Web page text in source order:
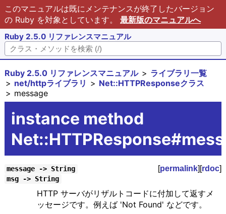
このマニュアルは既にメンテナンスが終了したバージョン
の Ruby を対象としています。 最新版のマニュアルへ
Ruby 2.5.0 リファレンスマニュアル
Ruby 2.5.0 リファレンスマニュアル
ライブラリ一覧
net/httpライブラリ
Net::HTTPResponseクラス
message
instance method
message -> String [permalink][rdoc]
msg -> String
HTTP サーバがリザルトコードに付加して返すメ
ッセージです。例えば 'Not Found' などです。